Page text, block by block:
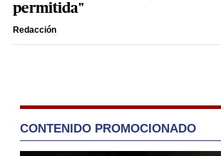
permitida"
Redacción
CONTENIDO PROMOCIONADO